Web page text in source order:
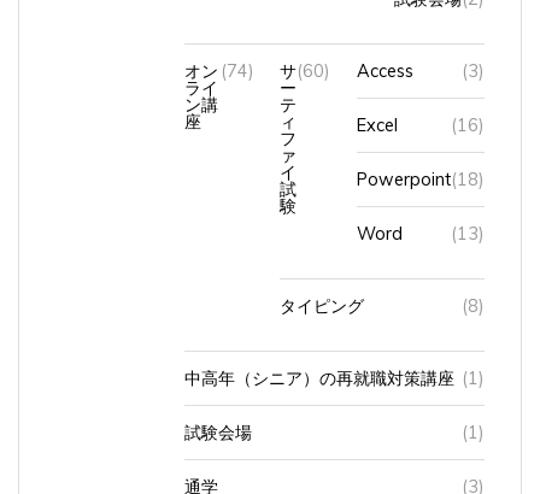
ライ
ン講
座
(74)
ー
テ
ィ
フ
ァ
イ
試
験
(60) Access (3)
Excel (16)
Powerpoint (18)
Word (13)
タイピング (8)
中高年（シニア）の再就職対策講座 (1)
試験会場 (1)
通学 (3)